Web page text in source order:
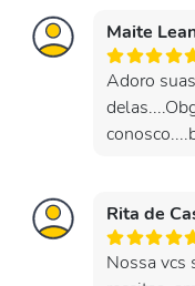
Maite
Adoro
Rita de
Nossa vcs